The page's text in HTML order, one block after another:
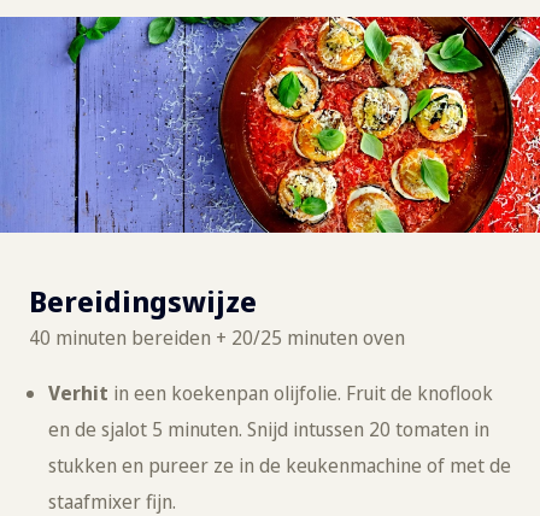
Bereidingswijze
40 minuten bereiden + 20/25 minuten oven
Verhit in een koekenpan olijfolie. Fruit de knoflook
en de sjalot 5 minuten. Snijd intussen 20 tomaten in
stukken en pureer ze in de keukenmachine of met de
staafmixer fijn.